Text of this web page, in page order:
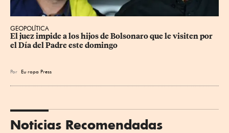
GEOPOLÍTICA
El juez impide a los hijos de Bolsonaro que le visiten por
el Día del Padre este domingo
Por Eu ropa Press
Noticias Recomendadas